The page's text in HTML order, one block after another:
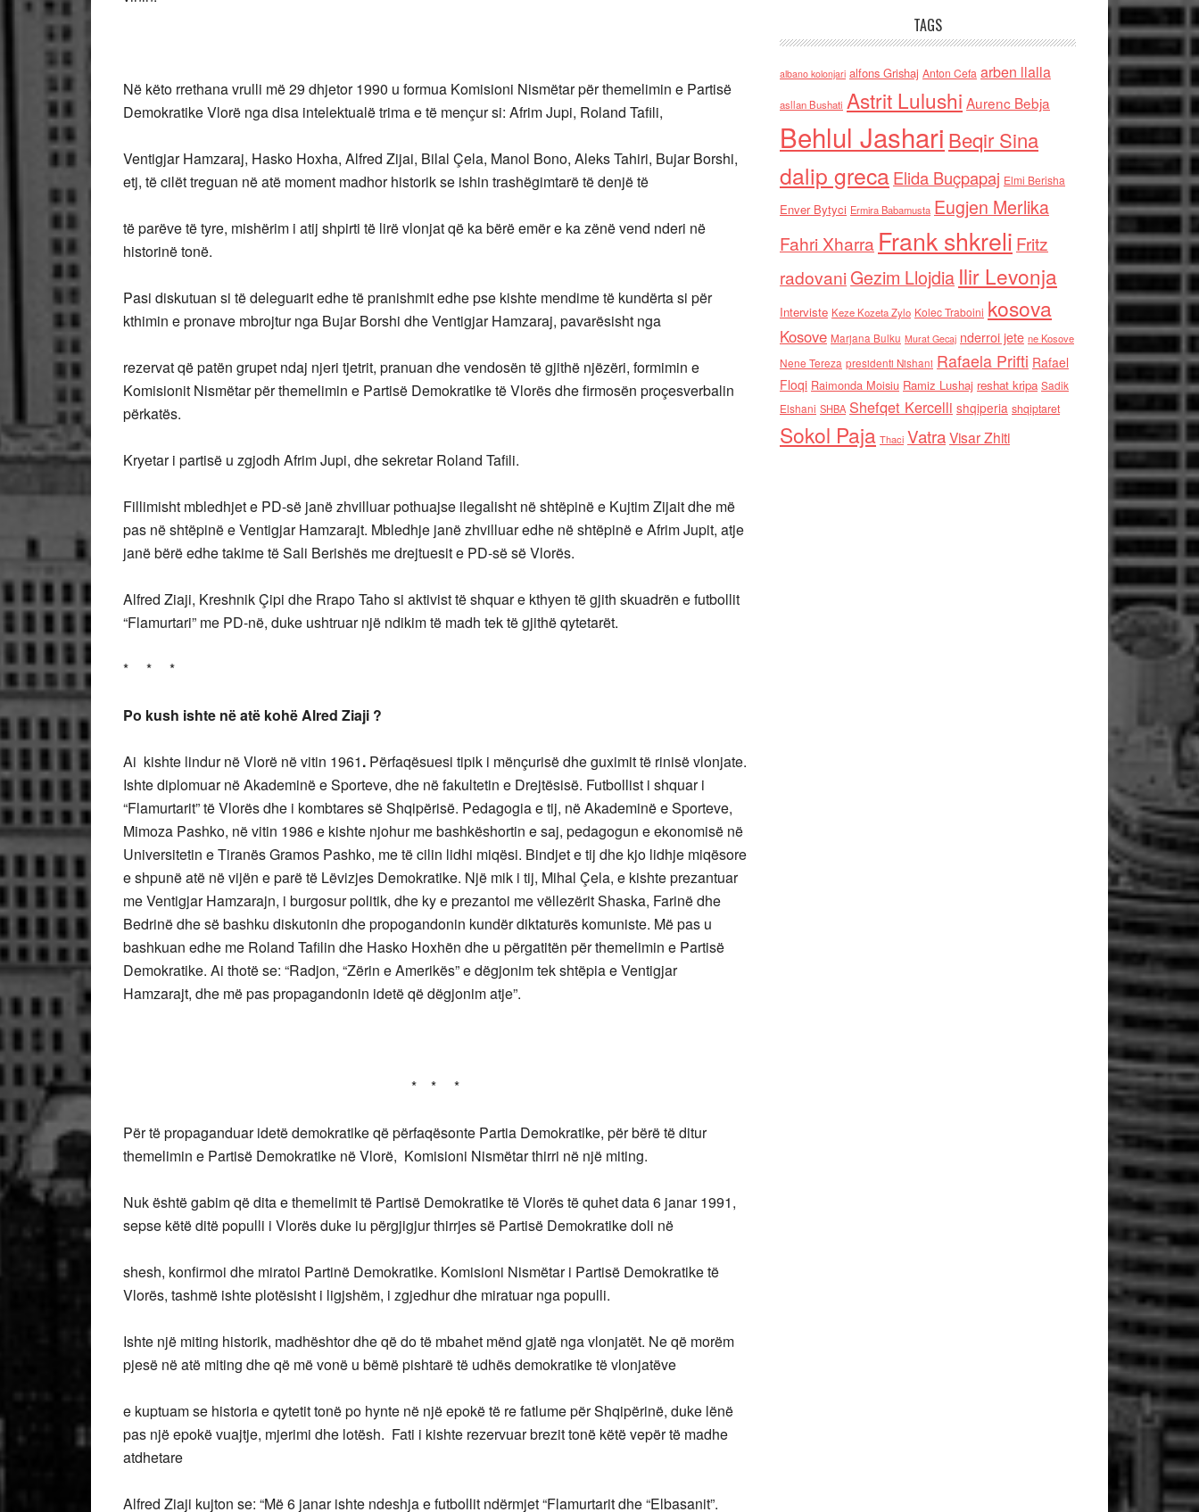
Në këto rrethana vrulli më 29 dhjetor 1990 u formua Komisioni Nismëtar për themelimin e Partisë
Demokratike Vlorë nga disa intelektualë trima e të mençur si: Afrim Jupi, Roland Tafili,
Ventigjar Hamzaraj, Hasko Hoxha, Alfred Zijai, Bilal Çela, Manol Bono, Aleks Tahiri, Bujar Borshi,
etj, të cilët treguan në atë moment madhor historik se ishin trashëgimtarë të denjë të
të parëve të tyre, mishërim i atij shpirti të lirë vlonjat që ka bërë emër e ka zënë vend nderi në
historinë tonë.
Pasi diskutuan si të deleguarit edhe të pranishmit edhe pse kishte mendime të kundërta si për
kthimin e pronave mbrojtur nga Bujar Borshi dhe Ventigjar Hamzaraj, pavarësisht nga
rezervat që patën grupet ndaj njeri tjetrit, pranuan dhe vendosën të gjithë njëzëri, formimin e
Komisionit Nismëtar për themelimin e Partisë Demokratike të Vlorës dhe firmosën proçesverbalin
përkatës.
Kryetar i partisë u zgjodh Afrim Jupi, dhe sekretar Roland Tafili.
Fillimisht mbledhjet e PD-së janë zhvilluar pothuajse ilegalisht në shtëpinë e Kujtim Zijait dhe më
pas në shtëpinë e Ventigjar Hamzarajt. Mbledhje janë zhvilluar edhe në shtëpinë e Afrim Jupit, atje
janë bërë edhe takime të Sali Berishës me drejtuesit e PD-së së Vlorës.
Alfred Ziaji, Kreshnik Çipi dhe Rrapo Taho si aktivist të shquar e kthyen të gjith skuadrën e futbollit
“Flamurtari” me PD-në, duke ushtruar një ndikim të madh tek të gjithë qytetarët.
* * *
Po kush ishte në atë kohë Alred Ziaji ?
Ai kishte lindur në Vlorë në vitin 1961. Përfaqësuesi tipik i mënçurisë dhe guximit të rinisë vlonjate.
Ishte diplomuar në Akademinë e Sporteve, dhe në fakultetin e Drejtësisë. Futbollist i shquar i
“Flamurtarit” të Vlorës dhe i kombtares së Shqipërisë. Pedagogia e tij, në Akademinë e Sporteve,
Mimoza Pashko, në vitin 1986 e kishte njohur me bashkëshortin e saj, pedagogun e ekonomisë në
Universitetin e Tiranës Gramos Pashko, me të cilin lidhi miqësi. Bindjet e tij dhe kjo lidhje miqësore
e shpunë atë në vijën e parë të Lëvizjes Demokratike. Një mik i tij, Mihal Çela, e kishte prezantuar
me Ventigjar Hamzarajn, i burgosur politik, dhe ky e prezantoi me vëllezërit Shaska, Farinë dhe
Bedrinë dhe së bashku diskutonin dhe propogandonin kundër diktaturës komuniste. Më pas u
bashkuan edhe me Roland Tafilin dhe Hasko Hoxhën dhe u përgatitën për themelimin e Partisë
Demokratike. Ai thotë se: “Radjon, “Zërin e Amerikës” e dëgjonim tek shtëpia e Ventigjar
Hamzarajt, dhe më pas propagandonin idetë që dëgjonim atje”.
* * *
Për të propaganduar idetë demokratike që përfaqësonte Partia Demokratike, për bërë të ditur
themelimin e Partisë Demokratike në Vlorë, Komisioni Nismëtar thirri në një miting.
Nuk është gabim që dita e themelimit të Partisë Demokratike të Vlorës të quhet data 6 janar 1991,
sepse këtë ditë populli i Vlorës duke iu përgjigjur thirrjes së Partisë Demokratike doli në
shesh, konfirmoi dhe miratoi Partinë Demokratike. Komisioni Nismëtar i Partisë Demokratike të
Vlorës, tashmë ishte plotësisht i ligjshëm, i zgjedhur dhe miratuar nga populli.
Ishte një miting historik, madhështor dhe që do të mbahet mënd gjatë nga vlonjatët. Ne që morëm
pjesë në atë miting dhe që më vonë u bëmë pishtarë të udhës demokratike të vlonjatëve
e kuptuam se historia e qytetit tonë po hynte në një epokë të re fatlume për Shqipërinë, duke lënë
pas një epokë vuajtje, mjerimi dhe lotësh. Fati i kishte rezervuar brezit tonë këtë vepër të madhe
atdhetare
Alfred Ziaji kujton se: “Më 6 janar ishte ndeshja e futbollit ndërmjet “Flamurtarit dhe “Elbasanit”.
TAGS
albano kolonjari alfons Grishaj Anton Cefa arben llalla
asllan Bushati Astrit Lulushi Aurenc Bebja
Behlul Jashari Beqir Sina
dalip grecaElida Buçpapaj Elmi Berisha
Enver Bytyci Ermira Babamusta Eugjen Merlika
Fahri Xharra Frank shkreli Fritz
radovaniGezim Llojdia Ilir Levonja
Interviste Keze Kozeta Zylo Kolec Traboini kosova
Kosove Marjana Bulku Murat Gecaj nderroi jete ne Kosove
Nene Tereza presidenti Nishani Rafaela Prifti Rafael
Floqi Raimonda Moisiu Ramiz Lushaj reshat kripa Sadik
Elshani SHBA Shefqet Kercelli shqiperia shqiptaret
Sokol Paja Thaci VatraVisar Zhiti